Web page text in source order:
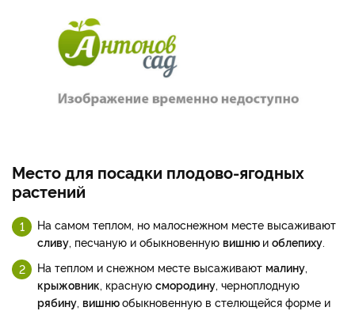
Место для посадки плодово-ягодных
растений
На самом теплом, но малоснежном месте высаживают
сливу, песчаную и обыкновенную вишню и облепиху.
На теплом и снежном месте высаживают малину,
крыжовник, красную смородину, черноплодную
рябину, вишнюобыкновенную в стелющейся форме и